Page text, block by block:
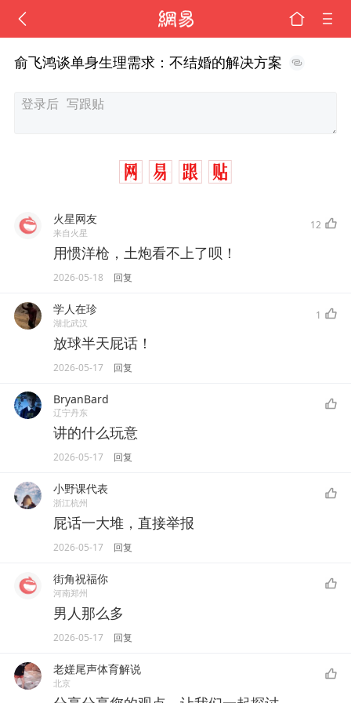
俞飞鸿谈单身生理需求：不结婚的解决方案
火星网友
来自火星
12
用惯洋枪，土炮看不上了呗！
2026-05-18 回复
学人在珍
湖北武汉
1
放球半天屁话！
2026-05-17 回复
BryanBard
辽宁丹东
讲的什么玩意
2026-05-17 回复
小野课代表
浙江杭州
屁话一大堆，直接举报
2026-05-17 回复
街角祝福你
河南郑州
男人那么多
2026-05-17 回复
老嫅尾声体育解说
北京